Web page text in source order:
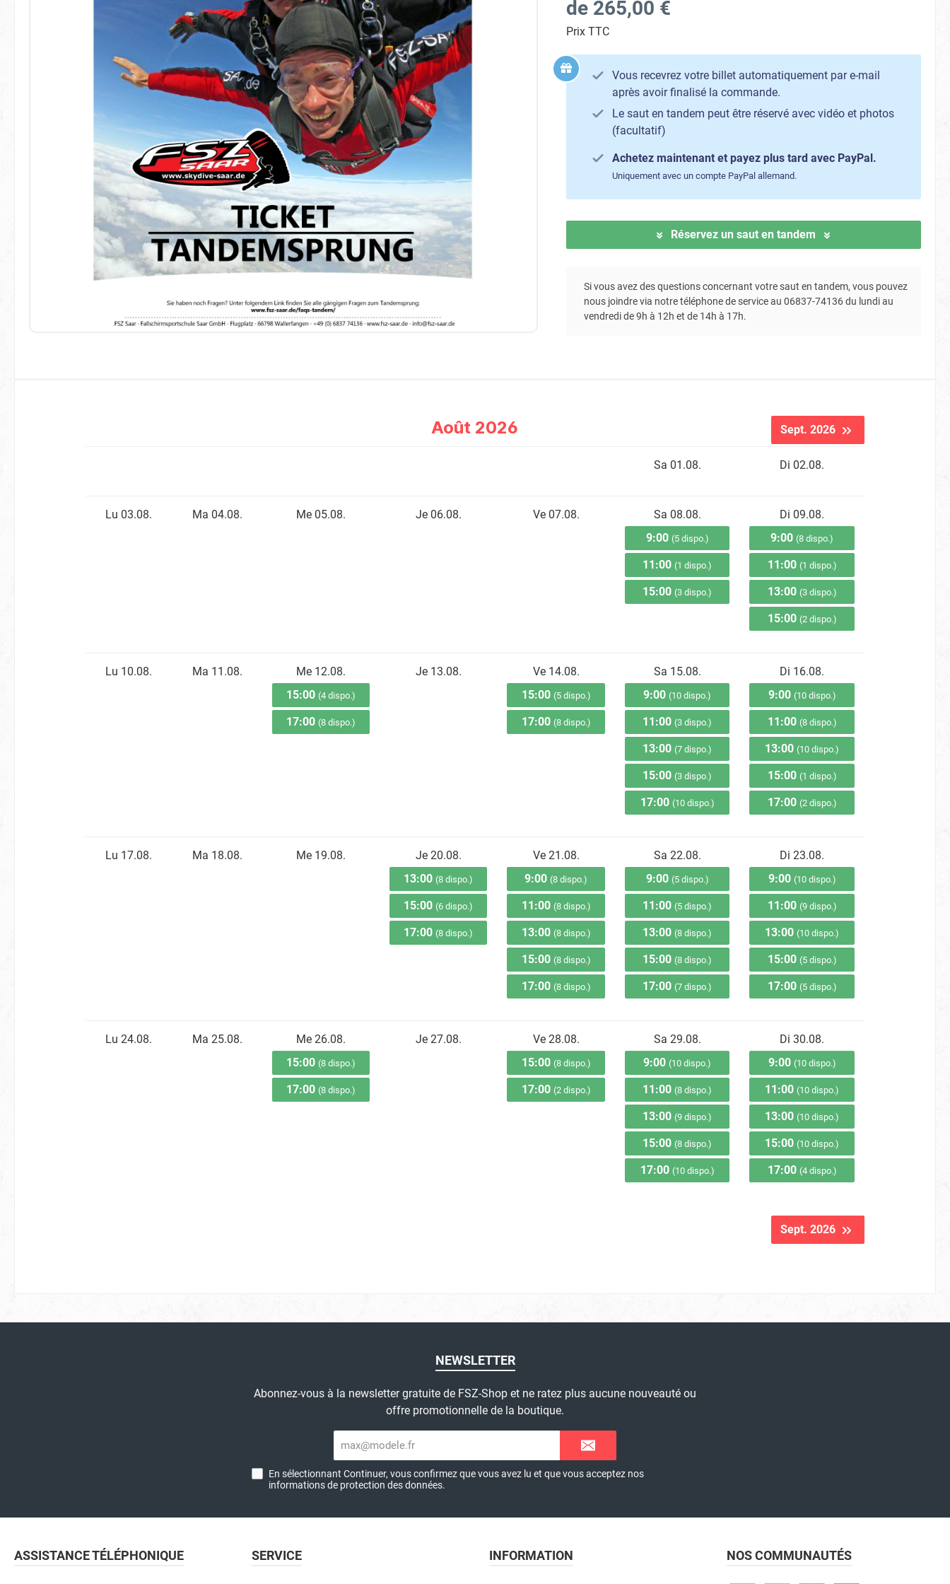
de 265,00 €
Prix TTC
Vous recevrez votre billet automatiquement par e-mail
après avoir finalisé la commande.
Le saut en tandem peut être réservé avec vidéo et photos
(facultatif)
Achetez maintenant et payez plus tard avec PayPal.
Uniquement avec un compte PayPal allemand.
Réservez un saut en tandem
Si vous avez des questions concernant votre saut en tandem, vous pouvez
nous joindre via notre téléphone de service au 06837-74136 du lundi au
vendredi de 9h à 12h et de 14h à 17h.
Août 2026 Sept. 2026
Sa 01.08. Di 02.08.
Lu 03.08. Ma 04.08. Me 05.08. Je 06.08. Ve 07.08.
Sa 08.08.
9:00 (5 dispo.)
11:00 (1 dispo.)
15:00 (3 dispo.)
Di 09.08.
9:00 (8 dispo.)
11:00 (1 dispo.)
13:00 (3 dispo.)
15:00 (2 dispo.)
Lu 10.08. Ma 11.08.
Me 12.08.
15:00 (4 dispo.)
17:00 (8 dispo.)
Je 13.08.
Ve 14.08.
15:00 (5 dispo.)
17:00 (8 dispo.)
Sa 15.08.
9:00 (10 dispo.)
11:00 (3 dispo.)
13:00 (7 dispo.)
15:00 (3 dispo.)
17:00 (10 dispo.)
Di 16.08.
9:00 (10 dispo.)
11:00 (8 dispo.)
13:00 (10 dispo.)
15:00 (1 dispo.)
17:00 (2 dispo.)
Lu 17.08. Ma 18.08. Me 19.08.
Je 20.08.
13:00 (8 dispo.)
15:00 (6 dispo.)
17:00 (8 dispo.)
Ve 21.08.
9:00 (8 dispo.)
11:00 (8 dispo.)
13:00 (8 dispo.)
15:00 (8 dispo.)
17:00 (8 dispo.)
Sa 22.08.
9:00 (5 dispo.)
11:00 (5 dispo.)
13:00 (8 dispo.)
15:00 (8 dispo.)
17:00 (7 dispo.)
Di 23.08.
9:00 (10 dispo.)
11:00 (9 dispo.)
13:00 (10 dispo.)
15:00 (5 dispo.)
17:00 (5 dispo.)
Lu 24.08. Ma 25.08.
Me 26.08.
15:00 (8 dispo.)
17:00 (8 dispo.)
Je 27.08.
Ve 28.08.
15:00 (8 dispo.)
17:00 (2 dispo.)
Sa 29.08.
9:00 (10 dispo.)
11:00 (8 dispo.)
13:00 (9 dispo.)
15:00 (8 dispo.)
17:00 (10 dispo.)
Di 30.08.
9:00 (10 dispo.)
11:00 (10 dispo.)
13:00 (10 dispo.)
15:00 (10 dispo.)
17:00 (4 dispo.)
Sept. 2026
NEWSLETTER
Abonnez-vous à la newsletter gratuite de FSZ-Shop et ne ratez plus aucune nouveauté ou
offre promotionnelle de la boutique.
mail*
En sélectionnant Continuer, vous confirmez que vous avez lu et que vous acceptez nos
informations de protection des données.
ASSISTANCE TÉLÉPHONIQUE SERVICE INFORMATION NOS COMMUNAUTÉS